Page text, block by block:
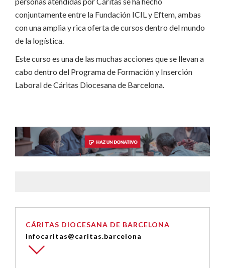
conjuntamente entre la Fundación ICIL y Eftem, ambas
con una amplia y rica oferta de cursos dentro del mundo
de la logística.
Este curso es una de las muchas acciones que se llevan a
cabo dentro del Programa de Formación y Inserción
Laboral de Cáritas Diocesana de Barcelona.
CÁRITAS DIOCESANA DE BARCELONA
infocaritas@caritas.barcelona